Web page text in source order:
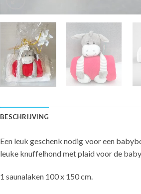
BESCHRIJVING
Een leuk geschenk nodig voor een
leuke knuffelhond met plaid voor de
1 saunalaken 100 x 150 cm.